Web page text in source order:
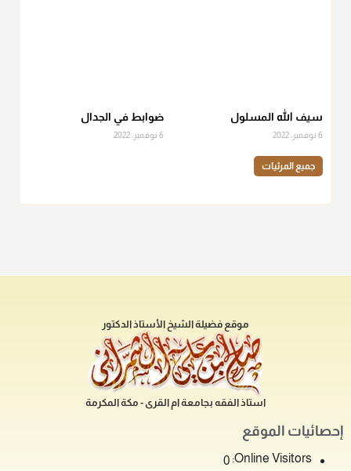
سيف الله المسلول
6 نوفمبر، 2022
ضوابط في الجدال
6 نوفمبر، 2022
جميع المرئيات
موقع فضيلة الشيخ الأستاذ الدكتور
استاذ الفقه بجامعة ام القرى - مكة المكرمة
إحصائيات الموقع
Online Visitors:
0